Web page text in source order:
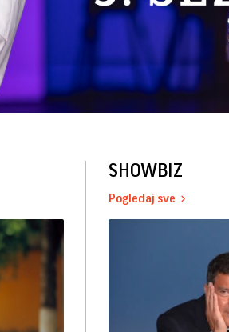
SHOWBIZ
Pogledaj sve